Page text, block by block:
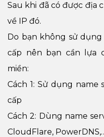
Sau khi đã có được địa
về IP đó.
Do bạn không sử
cấp nên bạn cần lựa
miền:
Cách 1: Sử dụng
cấp
Cách 2: Dùng name
CloudFlare,